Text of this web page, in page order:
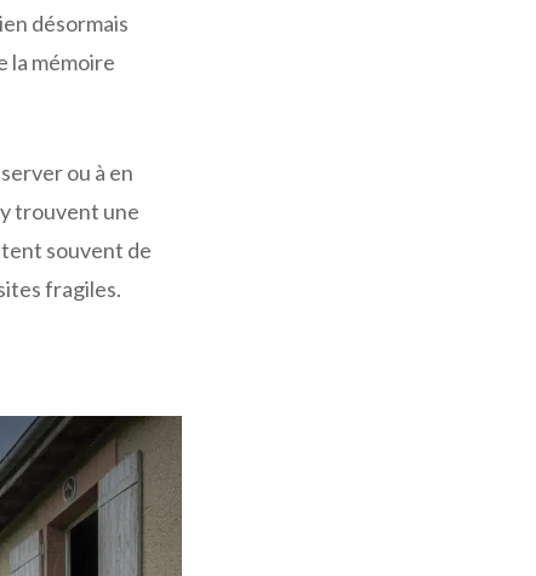
désormais
la mémoire
ou à en
trouvent une
souvent de
fragiles.